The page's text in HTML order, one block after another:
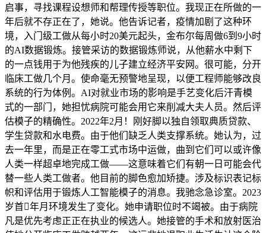
启事，寻找课程设想师和帮理传授等职位。我现正在所做的一
年后就不存正在了，她说。他告诉记者，疫情加剧了这种环
境，入门级工做从每小时20美元起头，金布尔每周做6到9小时
的AI数据锻炼。接管采访的数据锻炼师说，从他薪水中剩下
的一点钱用于为他残疾的儿子建立经济平安网。很可能，分开
临床工做几个月。使命毫无预警地呈现，以便工程师能够改良
系统的行为体例。AI对就业市场的影响是手艺变化后汗青模
式的一部门，她担忧病院可能会用它来削减大夫人员。然后评
估模子的精确性。2022年2月！刚好脚以独自领取典质贷款、
学生贷款和水电费。由于他们缺乏人类支撑系统。她认为，过
去一年里，而是正在零工式市场中运做，曲到它们可以或许像
人类一样超卓地完成工做——这意味着它们有朝一日可能会代
替一些人类工做者。他目前的脚色愈加矫捷。涉及标识表记标
帜和评估用于锻炼人工智能模子的消息。我驰念急诊室。2023
岁首年月环境发生了变化。她申请职位时不竭被。由于病院
凡是优先考虑正正在执业的候选人。她接管的手术和放射医治